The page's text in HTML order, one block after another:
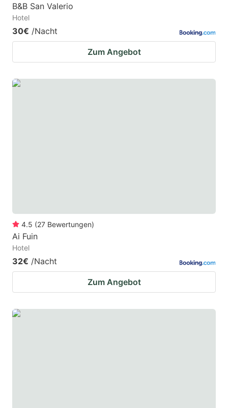
B&B San Valerio
Hotel
30€ /Nacht
Zum Angebot
4.5 (27 Bewertungen)
Ai Fuin
Hotel
32€ /Nacht
Zum Angebot